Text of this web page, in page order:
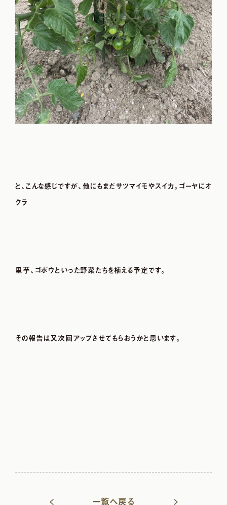
と、こんな感じですが、他にもまだサツマイモやスイカ。ゴ－ヤにオ
クラ
里芋、ゴボウといった野菜たちを植える予定です。
その報告は又次回アップさせてもらおうかと思います。
一覧へ戻る